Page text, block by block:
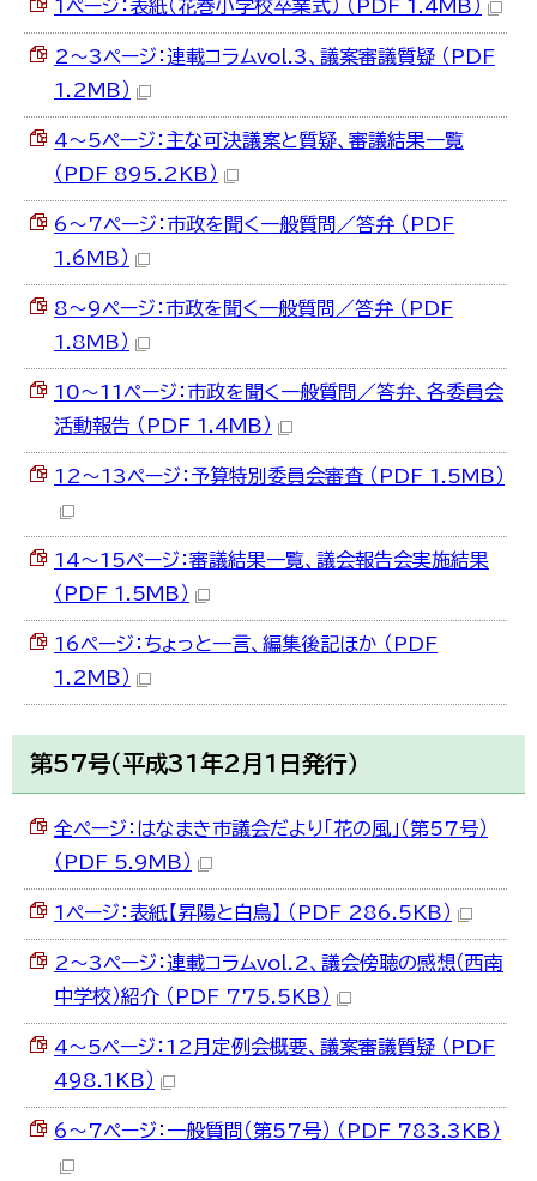
1ページ：表紙（花巻小学校卒業式） （PDF 1.4MB）
2～3ページ：連載コラムvol.3、議案審議質疑 （PDF
1.2MB）
4～5ページ：主な可決議案と質疑、審議結果一覧
（PDF 895.2KB）
6～7ページ：市政を聞く一般質問／答弁 （PDF
1.6MB）
8～9ページ：市政を聞く一般質問／答弁 （PDF
1.8MB）
10～11ページ：市政を聞く一般質問／答弁、各委員会
活動報告 （PDF 1.4MB）
12～13ページ：予算特別委員会審査 （PDF 1.5MB）
14～15ページ：審議結果一覧、議会報告会実施結果
（PDF 1.5MB）
16ページ：ちょっと一言、編集後記ほか （PDF
1.2MB）
第57号（平成31年2月1日発行）
全ページ：はなまき市議会だより「花の風」（第57号）
（PDF 5.9MB）
1ページ：表紙【昇陽と白鳥】 （PDF 286.5KB）
2～3ページ：連載コラムvol.2、議会傍聴の感想（西南
中学校）紹介 （PDF 775.5KB）
4～5ページ：12月定例会概要、議案審議質疑 （PDF
498.1KB）
6～7ページ：一般質問（第57号） （PDF 783.3KB）